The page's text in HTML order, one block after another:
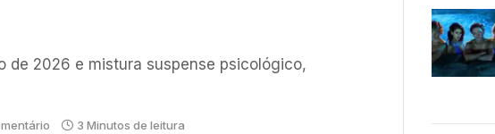
de 2026 e mistura suspense psicológico,
3 Minutos de leitura